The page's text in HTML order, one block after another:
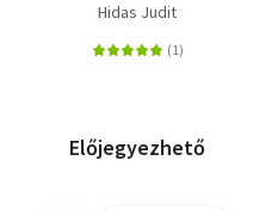
Hidas Judit
Előjegyezhető